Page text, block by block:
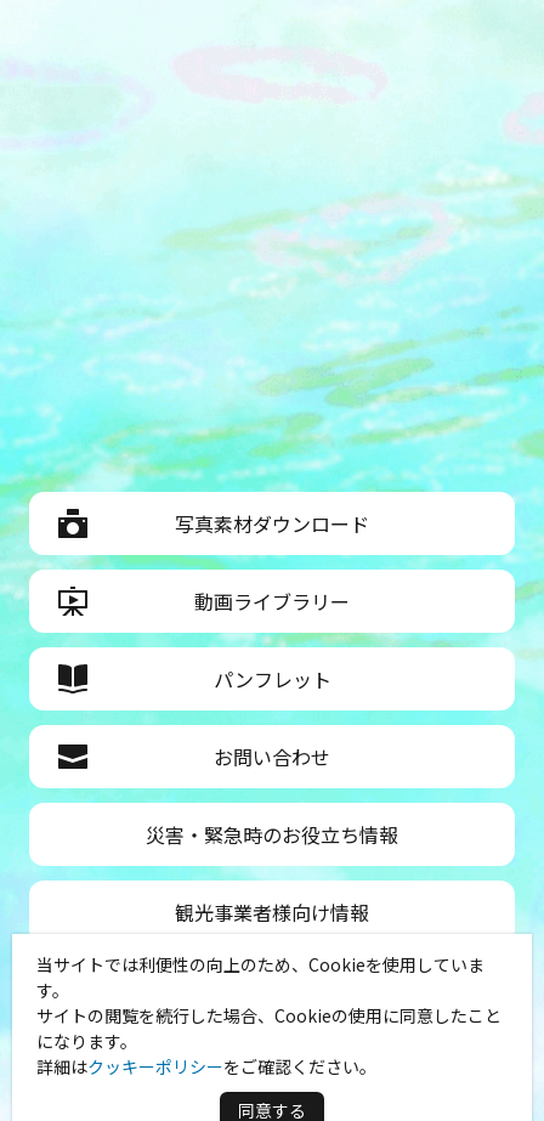
写真素材ダウンロード
動画ライブラリー
パンフレット
お問い合わせ
災害・緊急時のお役立ち情報
観光事業者様向け情報
公益社団法人神奈川県観光協会
〒231-8521
神奈川県横浜市中区山下町１
（シルクセンター内）
当サイトでは利便性の向上のため、Cookieを使用していま
す。
サイトの閲覧を続行した場合、Cookieの使用に同意したこと
になります。
詳細はクッキーポリシーをご確認ください。
同意する